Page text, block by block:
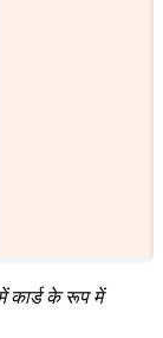
कार्ड के रूप में